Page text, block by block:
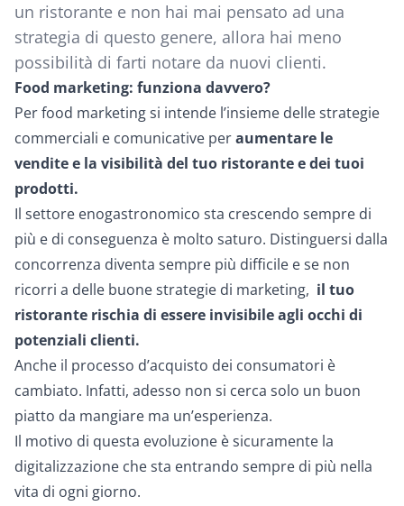
un ristorante e non hai mai pensato ad una
strategia di questo genere, allora hai meno
possibilità di farti notare da nuovi clienti.
Food marketing: funziona davvero?
Per food marketing si intende l’insieme delle strategie
commerciali e comunicative peraumentare le
vendite e la visibilità del tuo ristorante e dei tuoi
prodotti.
Il settore enogastronomico sta crescendo sempre di
più e di conseguenza è molto saturo. Distinguersi dalla
concorrenza diventa sempre più difficile e se non
ricorri a delle buone strategie di marketing, il tuo
ristorante rischia di essere invisibile agli occhi di
potenziali clienti.
Anche il processo d’acquisto dei consumatori è
cambiato. Infatti, adesso non si cerca solo un buon
piatto da mangiare ma un’esperienza.
Il motivo di questa evoluzione è sicuramente la
digitalizzazione che sta entrando sempre di più nella
vita di ogni giorno.